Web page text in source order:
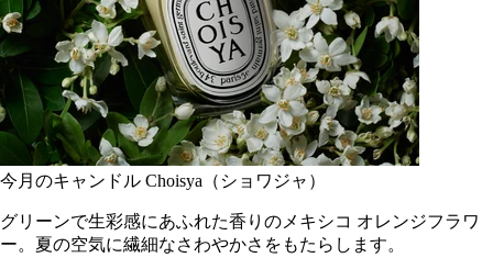
今月のキャンドル Choisya（ショワジャ）
グリーンで生彩感にあふれた香りのメキシコ オレンジフラワ
ー。夏の空気に繊細なさわやかさをもたらします。